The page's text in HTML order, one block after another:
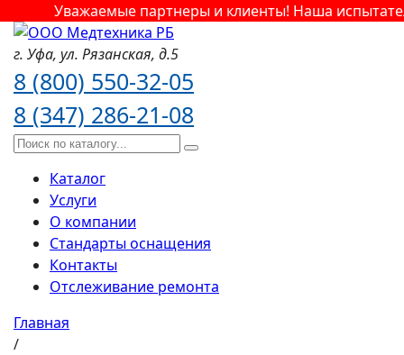
Уважаемые партнеры и клиенты! Наша
г. Уфа, ул. Рязанская, д.5
8 (800) 550-32-05
8 (347) 286-21-08
Каталог
Услуги
О компании
Стандарты оснащения
Контакты
Отслеживание ремонта
Главная
/